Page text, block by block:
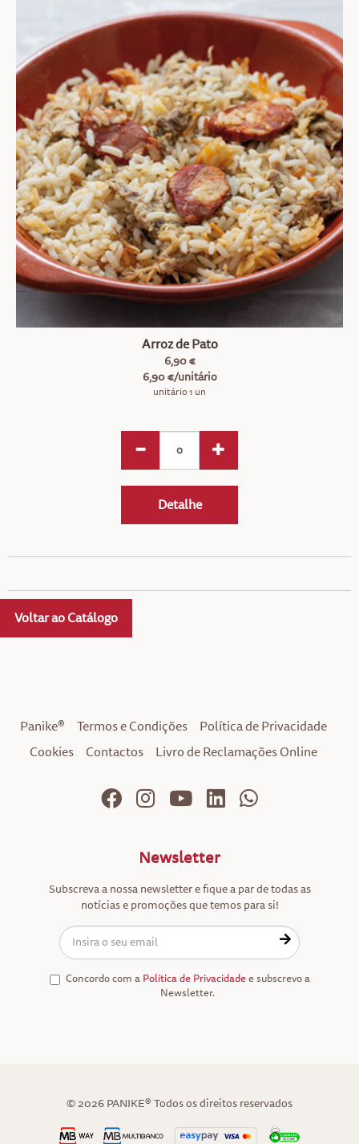
Arroz de Pato
6,90 €
6,90 €/unitário
unitário 1 un
Detalhe
Voltar ao Catálogo
Panike® Termos e Condições
Política de Privacidade
Cookies
Contactos Livro de Reclamações Online
Newsletter
Subscreva a nossa newsletter e fique a par de todas as
notícias e promoções que temos para si!
Concordo com a Política de Privacidadee subscrevo a
Newsletter.
© 2026 PANIKE® Todos os direitos reservados